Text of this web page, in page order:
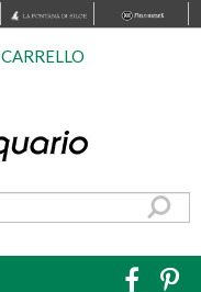
CARRELLO